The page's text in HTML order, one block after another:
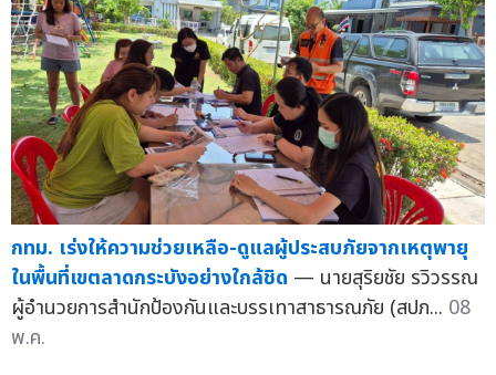
กทม. เร่งให้ความช่วยเหลือ-ดูแลผู้ประสบภัยจากเหตุพายุ
ในพื้นที่เขตลาดกระบังอย่างใกล้ชิด — นายสุริยชัย รวิวรรณ
ผู้อำนวยการสำนักป้องกันและบรรเทาสาธารณภัย (สปภ... 08
พ.ค.